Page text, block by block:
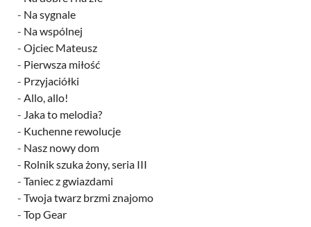
- Na sygnale
- Na wspólnej
- Ojciec Mateusz
- Pierwsza miłość
- Przyjaciółki
- Allo, allo!
- Jaka to melodia?
- Kuchenne rewolucje
- Nasz nowy dom
- Rolnik szuka żony, seria III
- Taniec z gwiazdami
- Twoja twarz brzmi znajomo
- Top Gear